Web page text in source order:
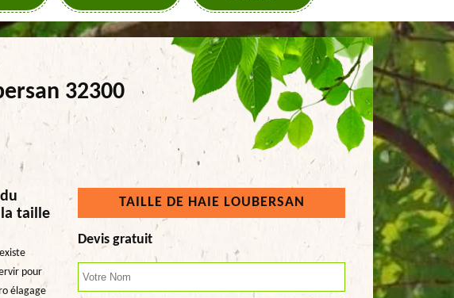
32300
taille
pour
élagage
TAILLE DE HAIE LOUBERSAN
Devis gratuit